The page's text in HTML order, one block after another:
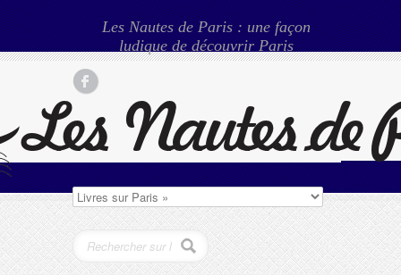
Les Nautes de Paris : une façon
ludique de découvrir Paris